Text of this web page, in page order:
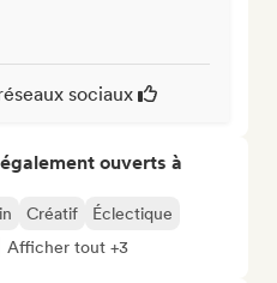
sociaux
ouverts à
Créatif
Éclectique
Afficher tout +3